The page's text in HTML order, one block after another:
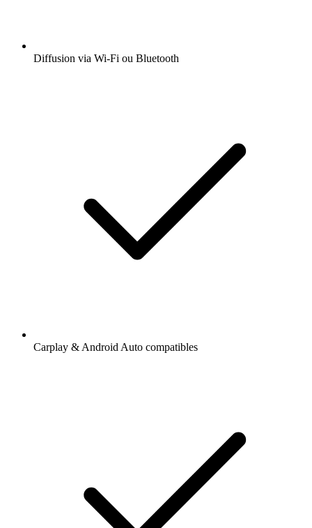
Diffusion via Wi-Fi ou Bluetooth
Carplay & Android Auto compatibles